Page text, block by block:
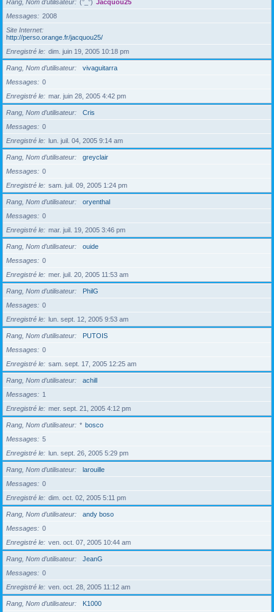
Rang, Nom d’utilisateur (°_°) Jacquou25
Messages
2008
Site Internet
http://perso.orange.fr/jacquou25/
Enregistré le
dim. juin 19, 2005 10:18 pm
Rang, Nom d’utilisateur
vivaguitarra
Messages
0
Enregistré le
mar. juin 28, 2005 4:42 pm
Rang, Nom d’utilisateur
Cris
Messages
0
Enregistré le
lun. juil. 04, 2005 9:14 am
Rang, Nom d’utilisateur
greyclair
Messages
0
Enregistré le
sam. juil. 09, 2005 1:24 pm
Rang, Nom d’utilisateur
oryenthal
Messages
0
Enregistré le
mar. juil. 19, 2005 3:46 pm
Rang, Nom d’utilisateur
ouide
Messages
0
Enregistré le
mer. juil. 20, 2005 11:53 am
Rang, Nom d’utilisateur
PhilG
Messages
0
Enregistré le
lun. sept. 12, 2005 9:53 am
Rang, Nom d’utilisateur
PUTOIS
Messages
0
Enregistré le
sam. sept. 17, 2005 12:25 am
Rang, Nom d’utilisateur
achill
Messages
1
Enregistré le
mer. sept. 21, 2005 4:12 pm
Rang, Nom d’utilisateur * bosco
Messages
5
Enregistré le
lun. sept. 26, 2005 5:29 pm
Rang, Nom d’utilisateur
larouille
Messages
0
Enregistré le
dim. oct. 02, 2005 5:11 pm
Rang, Nom d’utilisateur
andy boso
Messages
0
Enregistré le
ven. oct. 07, 2005 10:44 am
Rang, Nom d’utilisateur
JeanG
Messages
0
Enregistré le
ven. oct. 28, 2005 11:12 am
Rang, Nom d’utilisateur
K1000